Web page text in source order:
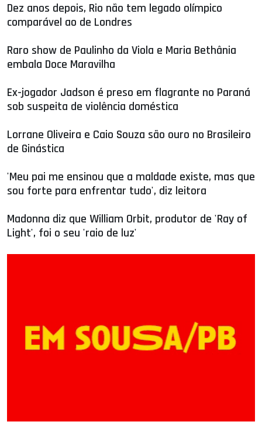
Dez anos depois, Rio não tem legado olímpico
comparável ao de Londres
Raro show de Paulinho da Viola e Maria Bethânia
embala Doce Maravilha
Ex-jogador Jadson é preso em flagrante no Paraná
sob suspeita de violência doméstica
Lorrane Oliveira e Caio Souza são ouro no Brasileiro
de Ginástica
'Meu pai me ensinou que a maldade existe, mas que
sou forte para enfrentar tudo', diz leitora
Madonna diz que William Orbit, produtor de 'Ray of
Light', foi o seu 'raio de luz'